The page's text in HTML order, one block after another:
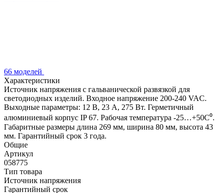
66 моделей
Характеристики
Источник напряжения с гальванической развязкой для
светодиодных изделий. Входное напряжение 200-240 VAC.
Выходные параметры: 12 В, 23 А, 275 Вт. Герметичный
алюминиевый корпус IP 67. Рабочая температура -25…+50C⁰.
Габаритные размеры длина 269 мм, ширина 80 мм, высота 43
мм. Гарантийный срок 3 года.
Общие
Артикул
058775
Тип товара
Источник напряжения
Гарантийный срок